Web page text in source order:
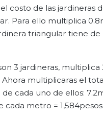
costo de las jardineras
Para ello multiplica
triangular tiene
3 jardineras, multiplica
Ahora multiplicaras el
cada uno de ellos:
cada metro = 1,584pesos.